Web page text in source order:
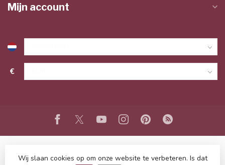
Mijn account
€
© Copyright 2026 www.lieffeling.nl- Powered byLightspeed-
Wij slaan cookies op om onze website te verbeteren. Is dat